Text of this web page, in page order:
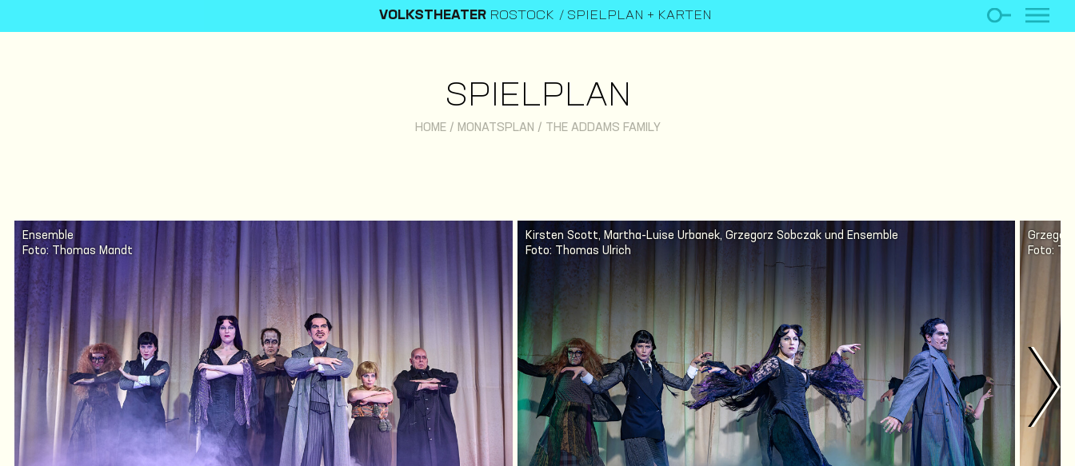
VOLKSTHEATER ROSTOCK SPIELPLAN + KARTEN
SPIELPLAN
HOME/ MONATSPLAN / THE ADDAMS FAMILY
Ensemble
Foto: Thomas Mandt
Kirsten Scott, Martha-Luise Urbanek, Grzegorz Sobczak und Ensemble
Foto: Thomas Ulrich
Foto: